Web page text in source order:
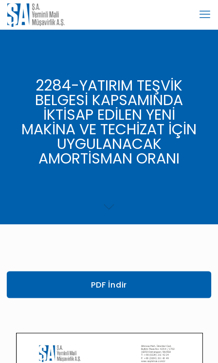
2284-YATIRIM TEŞVİK
BELGESİ KAPSAMINDA
İKTİSAP EDİLEN YENİ
MAKİNA VE TECHİZAT İÇİN
UYGULANACAK
AMORTİSMAN ORANI
PDF İndir